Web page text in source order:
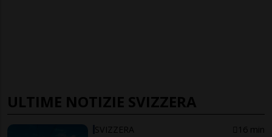
ULTIME NOTIZIE SVIZZERA
SVIZZERA 16 min